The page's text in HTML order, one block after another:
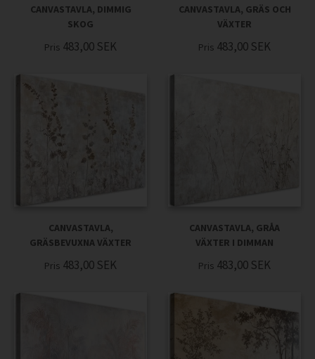
CANVASTAVLA, DIMMIG
SKOG
Pris 483,00 SEK
CANVASTAVLA, GRÄS OCH
VÄXTER
Pris 483,00 SEK
CANVASTAVLA,
GRÄSBEVUXNA VÄXTER
Pris 483,00 SEK
CANVASTAVLA, GRÅA
VÄXTER I DIMMAN
Pris 483,00 SEK